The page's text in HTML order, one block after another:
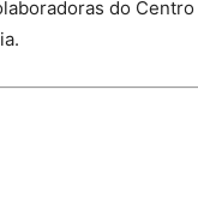
do Centro